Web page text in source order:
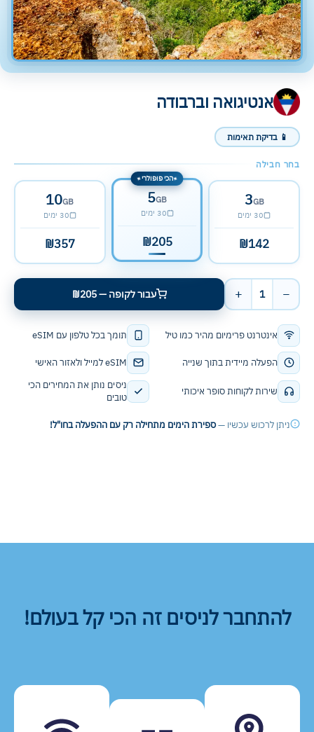
אנטיגואה וברבודה
אינטרנט פרימיום מהיר כמו טיל תומך בכל טלפון עם eSIM
הפעלה מיידית בתוך שנייה eSIM למייל ולאזור האישי
שירות לקוחות סופר איכותי
ניסים נותן את המחירים הכי
טובים
ניתן לרכוש עכשיו —ספירת הימים מתחילה רק עם ההפעלה בחו"ל!
📱 בדיקת תאימות
בחר חבילה
3GB
30 ימים
₪142
✦הכי פופולרי✦
5GB
30 ימים
₪205
10GB
30 ימים
₪357
−
1
+ עבור לקופה — ₪205
להתחבר לניסים זה הכי קל בעולם!